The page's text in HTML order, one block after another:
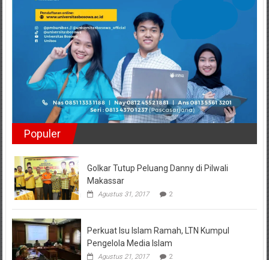
Populer
Golkar Tutup Peluang Danny di Pilwali
Makassar
Agustus 31, 2017 2
Perkuat Isu Islam Ramah, LTN Kumpul
Pengelola Media Islam
Agustus 21, 2017 2